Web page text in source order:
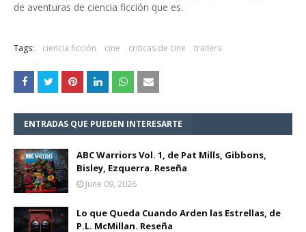
de aventuras de ciencia ficción que es.
Tags: ciencia ficción cine criticas de cine trailers
ENTRADAS QUE PUEDEN INTERESARTE
ABC Warriors Vol. 1, de Pat Mills, Gibbons,
Bisley, Ezquerra. Reseña
June 09, 2026
Lo que Queda Cuando Arden las Estrellas, de
P.L. McMillan. Reseña